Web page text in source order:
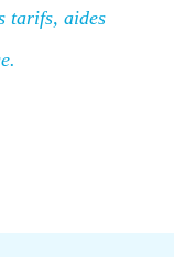
tarifs, aides